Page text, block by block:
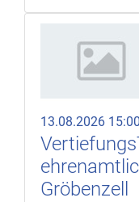
13.08.2026
Gröbenzell